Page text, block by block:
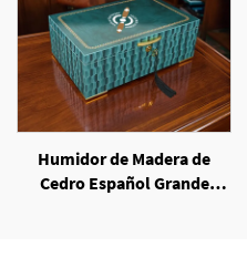
Humidor de Madera de
Cedro Español Grande